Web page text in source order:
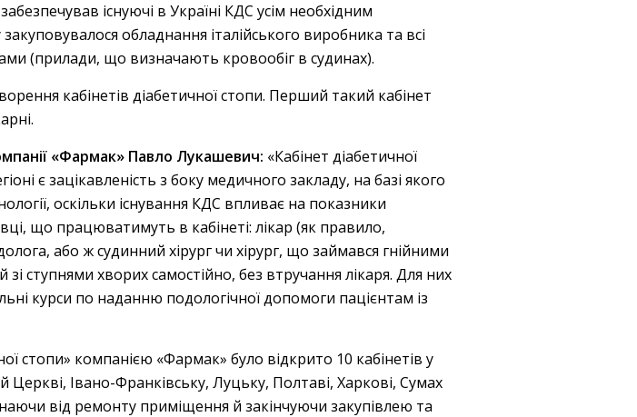
існуючі в Україні КДС усім необхідним
обладнання італійського виробника та всі
(прилади, що визначають кровообіг в судинах).
кабінетів діабетичної стопи. Перший такий кабінет
«Фармак» Павло Лукашевич: «Кабінет діабетичної
є зацікавленість з боку медичного закладу, на базі якого
оскільки існування КДС впливає на показники
що працюватимуть в кабінеті: лікар (як правило,
або ж судинний хірург чи хірург, що займався гнійними
ступнями хворих самостійно, без втручання лікаря. Для них
курси по наданню подологічної допомоги пацієнтам із
стопи» компанією «Фармак» було відкрито 10 кабінетів у
Церкві, Івано-Франківську, Луцьку, Полтаві, Харкові, Сумах
від ремонту приміщення й закінчуючи закупівлею та